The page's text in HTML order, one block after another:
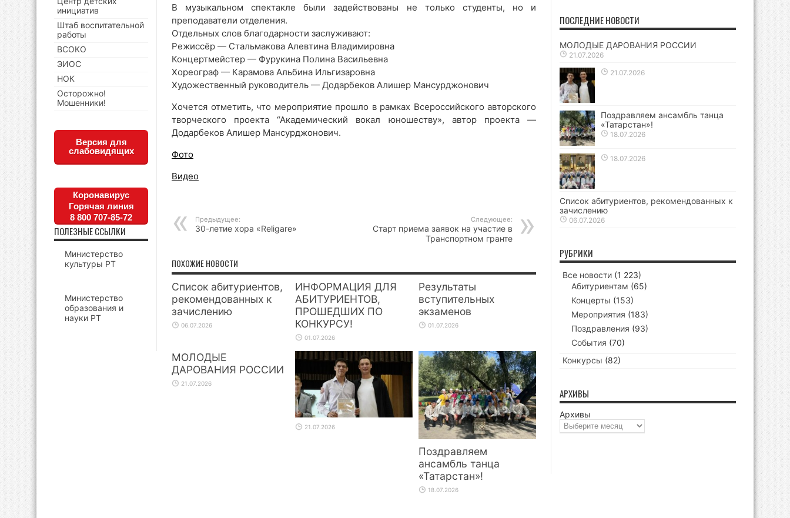
В музыкальном спектакле были задействованы не только студенты, но и
преподаватели отделения.
Отдельных слов благодарности заслуживают:
Режиссёр — Стальмакова Алевтина Владимировна
Концертмейстер — Фурукина Полина Васильевна
Хореограф — Карамова Альбина Ильгизаровна
Художественный руководитель — Додарбеков Алишер Мансурджонович
Хочется отметить, что мероприятие прошло в рамках Всероссийского авторского
творческого проекта “Академический вокал юношеству», автор проекта —
Додарбеков Алишер Мансурджонович.
Фото
Видео
Предыдущее:
30-летие хора «Religare»
Следующее:
Старт приема заявок на участие в
Транспортном гранте
ПОХОЖИЕ НОВОСТИ
Список абитуриентов,
рекомендованных к
зачислению
06.07.2026
ИНФОРМАЦИЯ ДЛЯ
АБИТУРИЕНТОВ,
ПРОШЕДШИХ ПО
КОНКУРСУ!
01.07.2026
Результаты
вступительных
экзаменов
01.07.2026
МОЛОДЫЕ
ДАРОВАНИЯ РОССИИ
21.07.2026
21.07.2026
Поздравляем
ансамбль танца
«Татарстан»!
18.07.2026
инициатив
Штаб воспитательной
работы
ВСОКО
ЭИОС
НОК
Осторожно!
Мошенники!
Версия для
слабовидящих
Коронавирус
Горячая линия
8 800 707-85-72
ПОЛЕЗНЫЕ ССЫЛКИ
Министерство
культуры РТ
Министерство
образования и
науки РТ
ПОСЛЕДНИЕ НОВОСТИ
МОЛОДЫЕ ДАРОВАНИЯ РОССИИ
21.07.2026
21.07.2026
Поздравляем ансамбль танца
«Татарстан»!
18.07.2026
18.07.2026
Список абитуриентов, рекомендованных к
зачислению
06.07.2026
РУБРИКИ
Все новости (1 223)
Абитуриентам (65)
Концерты (153)
Мероприятия (183)
Поздравления (93)
События (70)
Конкурсы (82)
АРХИВЫ
Архивы